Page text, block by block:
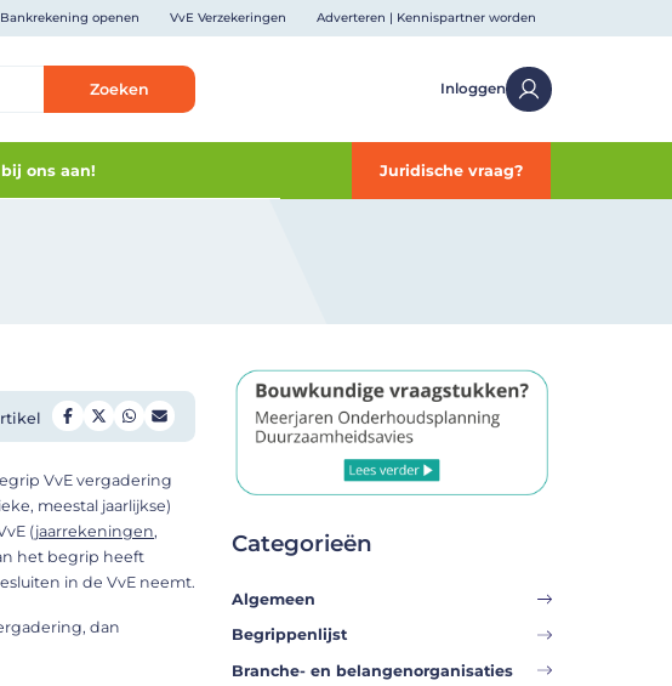
Bankrekening openen VvE Verzekeringen Adverteren | Kennispartner worden
Zoeken Inloggen
ons aan! Juridische vraag?
VvE vergadering
meestal jaarlijkse)
(jaarrekeningen,
het begrip heeft
in de VvE neemt.
dan
Categorieën
Algemeen
Begrippenlijst
Branche- en belangenorganisaties